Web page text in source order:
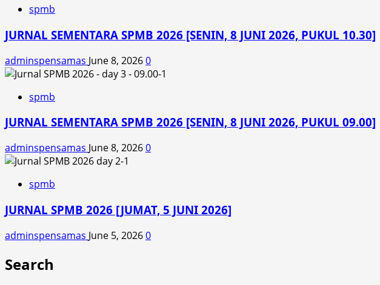
spmb
JURNAL SEMENTARA SPMB 2026 [SENIN, 8 JUNI 2026, PUKUL 10.30]
adminspensamas June 8, 20260
spmb
JURNAL SEMENTARA SPMB 2026 [SENIN, 8 JUNI 2026, PUKUL 09.00]
adminspensamas June 8, 20260
spmb
JURNAL SPMB 2026 [JUMAT, 5 JUNI 2026]
adminspensamas June 5, 20260
Search